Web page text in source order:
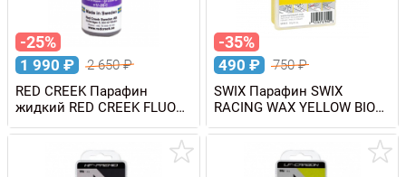
-25%
1 990 ₽ 2 650₽
RED CREEK Парафин
жидкий RED CREEK FLUOR
FREE COLD +1/-20 C, 80 мл
-35%
490 ₽ 750₽
SWIX Парафин SWIX
RACING WAX YELLOW BIO
+10/-2 C, 60 г